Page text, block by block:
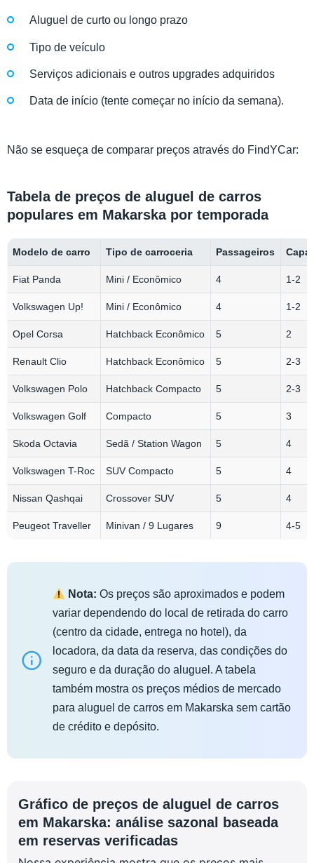
Aluguel de curto ou longo prazo
Tipo de veículo
Serviços adicionais e outros upgrades adquiridos
Data de início (tente começar no início da semana).
Não se esqueça de comparar preços através do FindYCar:
Tabela de preços de aluguel de carros
populares em Makarska por temporada
Modelo de carro Tipo de carroceria Passageiros
Fiat Panda Mini / Econômico 4 1-2
Volkswagen Up! Mini / Econômico 4 1-2
Opel Corsa Hatchback Econômico 5 2
Renault Clio Hatchback Econômico 5 2-3
Volkswagen Polo Hatchback Compacto 5 2-3
Volkswagen Golf Compacto 5 3
Skoda Octavia Sedã / Station Wagon 5 4
Volkswagen T-Roc SUV Compacto 5 4
Nissan Qashqai Crossover SUV 5 4
Peugeot Traveller Minivan / 9 Lugares 9 4-5
Nota: Os preços são aproximados e podem
variar dependendo do local de retirada do carro
(centro da cidade, entrega no hotel), da
locadora, da data da reserva, das condições do
seguro e da duração do aluguel. A tabela
também mostra os preços médios de mercado
para aluguel de carros em Makarska sem cartão
de crédito e depósito.
Gráfico de preços de aluguel de carros
em Makarska: análise sazonal baseada
em reservas verificadas